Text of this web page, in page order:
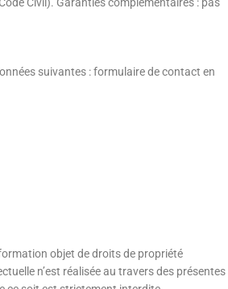
suivantes : formulaire de contact en
objet de droits de propriété
n’est réalisée au travers des présentes